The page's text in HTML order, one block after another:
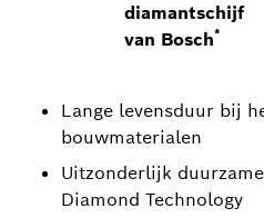
diamantschijf
van Bosch*
Lange levensduur bij
bouwmaterialen
Uitzonderlijk
Diamond Technology